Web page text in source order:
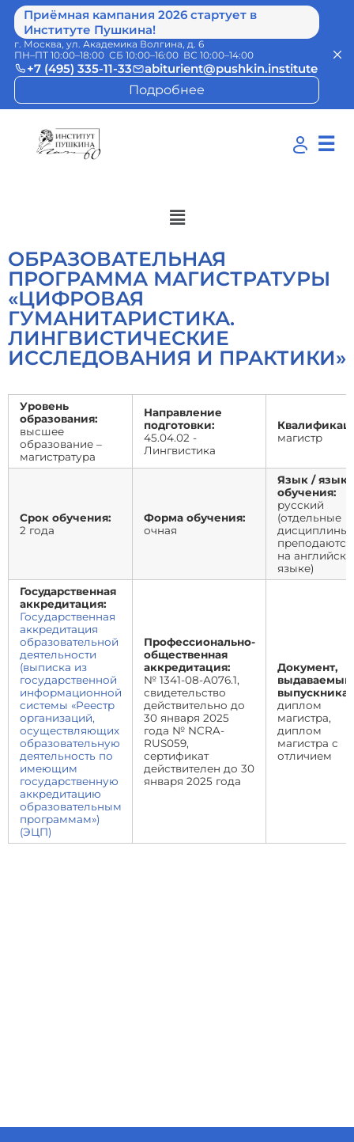
Приёмная кампания 2026 стартует в
Институте Пушкина!
г. Москва, ул. Академика Волгина, д. 6
ПН–ПТ 10:00–18:00 СБ 10:00–16:00 ВС 10:00–14:00
+7 (495) 335-11-33
abiturient@pushkin.institute
Подробнее
☰
ОБРАЗОВАТЕЛЬНАЯ
ПРОГРАММА МАГИСТРАТУРЫ
«ЦИФРОВАЯ
ГУМАНИТАРИСТИКА.
ЛИНГВИСТИЧЕСКИЕ
ИССЛЕДОВАНИЯ И ПРАКТИКИ»
Уровень
образования:
высшее
образование –
магистратура
Направление
подготовки:
45.04.02 -
Лингвистика
магистр
Срок обучения:
2 года
Форма обучения:
очная
Язык /
обучения:
русский
(отдельные
дисциплины
преподаются
на
языке)
Государственная
аккредитация:
Государственная
аккредитация
образовательной
деятельности
(выписка из
государственной
информационной
системы «Реестр
организаций,
осуществляющих
образовательную
деятельность по
имеющим
государственную
аккредитацию
образовательным
программам»)
(ЭЦП)
Профессионально-
общественная
аккредитация:
№ 1341-08-А076.1,
свидетельство
действительно до
30 января 2025
года № NCRA-
RUS059,
сертификат
действителен до 30
января 2025 года
Документ,
выдаваемый
диплом
магистра,
диплом
магистра с
отличием